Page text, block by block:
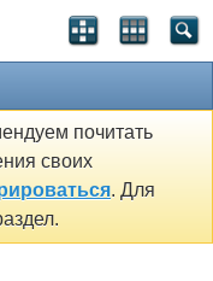
почитать
своих
. Для